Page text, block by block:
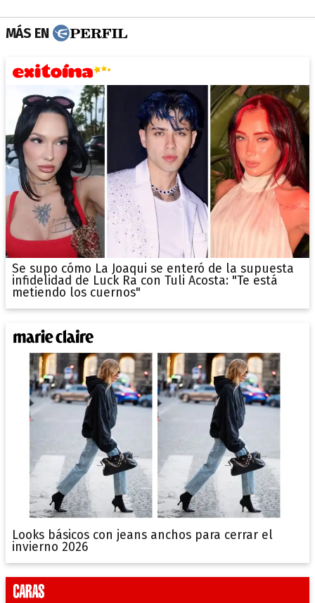
MÁS EN
Se supo cómo La Joaqui se enteró de la supuesta
infidelidad de Luck Ra con Tuli Acosta: "Te está
metiendo los cuernos"
Looks básicos con jeans anchos para cerrar el
invierno 2026